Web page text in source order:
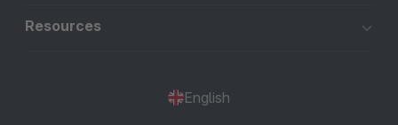
Resources
English